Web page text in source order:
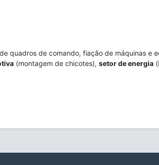
quadros de comando, fiação de máquinas e
(montagem de chicotes), setor de energia